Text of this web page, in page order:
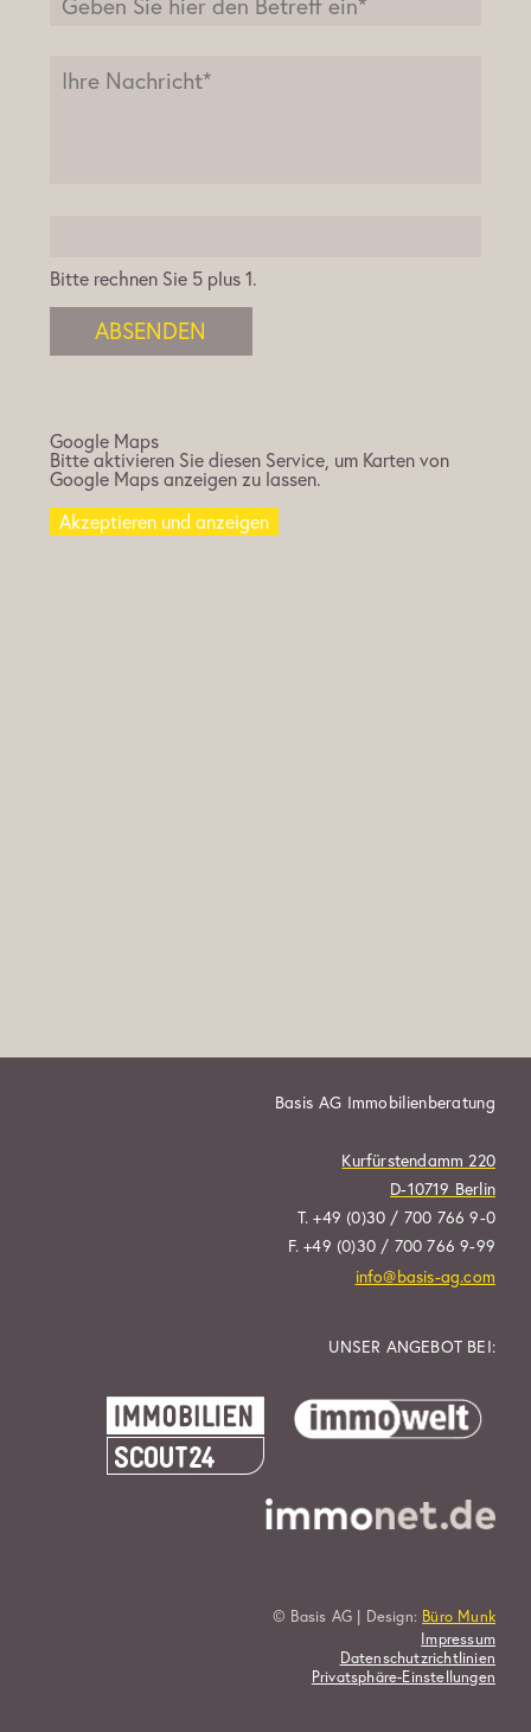
Bitte rechnen Sie 5 plus 1.
ABSENDEN
Google Maps
Bitte aktivieren Sie diesen Service, um Karten von
Google Maps anzeigen zu lassen.
Akzeptieren und anzeigen
Basis AG Immobilienberatung
Kurfürstendamm 220
D-10719 Berlin
T. +49 (0)30 / 700 766 9-0
F. +49 (0)30 / 700 766 9-99
info@basis-ag.com
UNSER ANGEBOT BEI:
© Basis AG | Design: Büro Munk
Impressum
Datenschutzrichtlinien
Privatsphäre-Einstellungen